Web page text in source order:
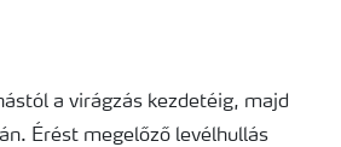
a virágzás kezdetéig, majd
Érést megelőző levélhullás